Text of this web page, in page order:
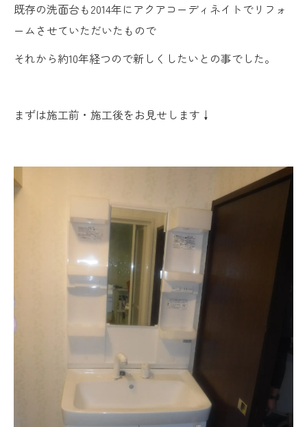
既存の洗面台も2014年にアクアコーディネイトでリフォ
ームさせていただいたもので
それから約10年経つので新しくしたいとの事でした。
まずは施工前・施工後をお見せします↓